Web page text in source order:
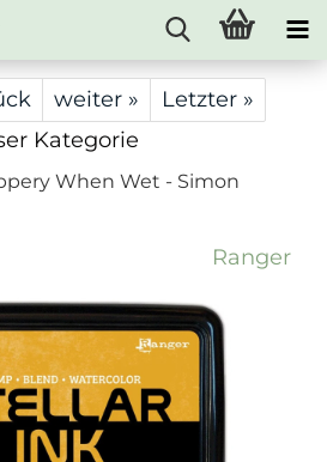
weiter »
Letzter »
Kategorie
When Wet - Simon
Ranger